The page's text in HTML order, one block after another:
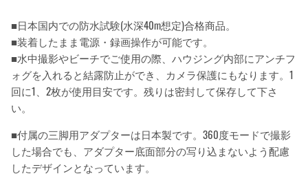
■日本国内での防水試験(水深40m想定)合格商品。
■装着したまま電源・録画操作が可能です。
■水中撮影やビーチでご使用の際、ハウジング内部にアンチフ
ォグを入れると結露防止ができ、カメラ保護にもなります。1
回に1、2枚が使用目安です。残りは密封して保存して下さ
い。
■付属の三脚用アダプターは日本製です。 360度モードで撮影
した場合でも、アダプター底面部分の写り込まないよう配慮
したデザインとなっています。